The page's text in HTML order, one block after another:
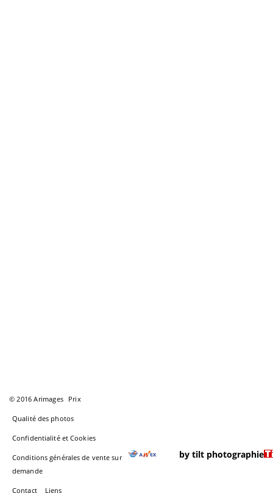
© 2016 Arimages Prix
Qualité des photos
Confidentialité et Cookies
Conditions générales de vente sur
demande
Contact Liens
by tilt photographie